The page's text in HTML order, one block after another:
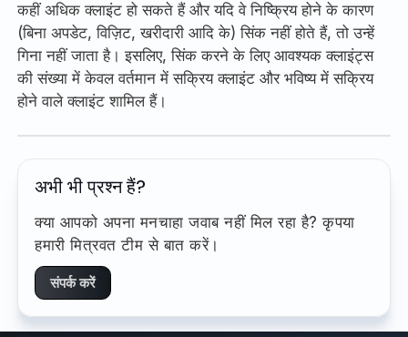
कहीं अधिक क्लाइंट हो सकते हैं और यदि वे निष्क्रिय होने के कारण
(बिना अपडेट, विज़िट, खरीदारी आदि के) सिंक नहीं होते हैं, तो उन्हें
गिना नहीं जाता है। इसलिए, सिंक करने के लिए आवश्यक क्लाइंट्स
की संख्या में केवल वर्तमान में सक्रिय क्लाइंट और भविष्य में सक्रिय
होने वाले क्लाइंट शामिल हैं।
अभी भी प्रश्न हैं?
क्या आपको अपना मनचाहा जवाब नहीं मिल रहा है? कृपया
हमारी मित्रवत टीम से बात करें।
संपर्क करें